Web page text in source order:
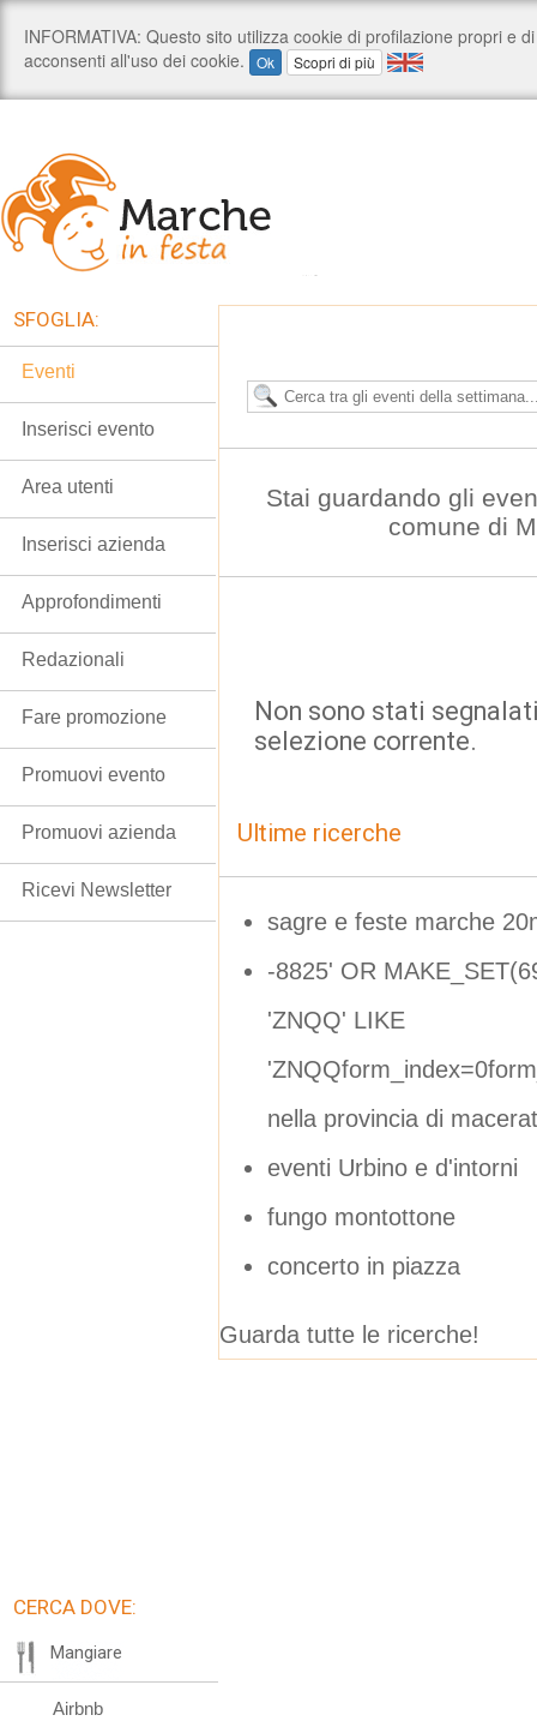
Stai guardando gli
comune di
Non sono stati
selezione corrente.
Ultime ricerche
sagre e feste marche
-8825' OR
'ZNQQ' LIKE
nella provincia di
eventi Urbino e d'intorni
fungo montottone
concerto in piazza
Guarda tutte le ricerche!
SFOGLIA:
Eventi
Inserisci evento
Area utenti
Inserisci azienda
Approfondimenti
Redazionali
Fare promozione
Promuovi evento
Promuovi azienda
Ricevi Newsletter
CERCA DOVE:
Mangiare
Airbnb